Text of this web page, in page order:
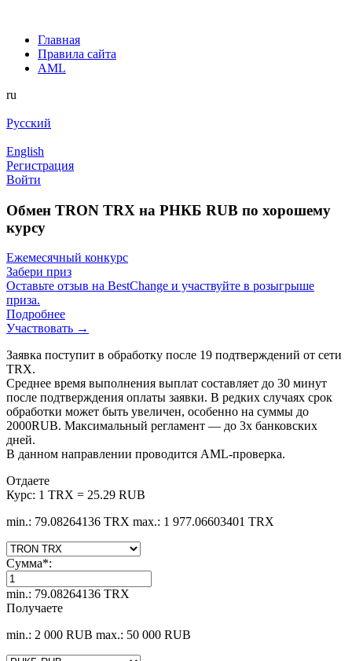
Главная
Правила сайта
AML
ru
Русский
English
Регистрация
Войти
Обмен TRON TRX на РНКБ RUB по хорошему
курсу
Ежемесячный конкурс
Забери приз
Оставьте отзыв на BestChange и участвуйте в розыгрыше
приза.
Подробнее
Участвовать →
Заявка поступит в обработку после 19 подтверждений от сети
TRX.
Среднее время выполнения выплат составляет до 30 минут
после подтверждения оплаты заявки. В редких случаях срок
обработки может быть увеличен, особенно на суммы до
2000RUB. Максимальный регламент — до 3х банковских
дней.
В данном направлении проводится AML-проверка.
Отдаете
Курс: 1 TRX = 25.29 RUB
min.: 79.08264136 TRX max.: 1 977.06603401 TRX
Сумма*:
min.: 79.08264136 TRX
Получаете
min.: 2 000 RUB max.: 50 000 RUB